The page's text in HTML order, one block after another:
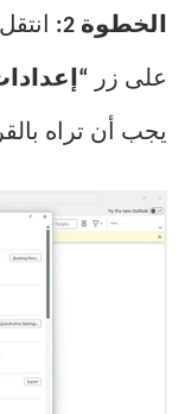
الخطوة 2:
على زر
يجب أن تراه